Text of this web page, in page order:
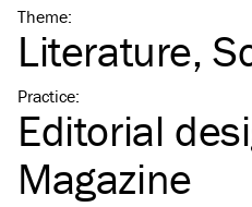
Theme:
Literature
Practice:
Editorial
Magazine